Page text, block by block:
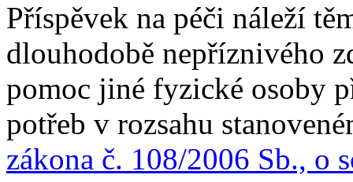
Příspěvek na péči náleží
dlouhodobě nepříznivého
pomoc jiné fyzické osoby
potřeb v rozsahu
zákona č. 108/2006 Sb., o